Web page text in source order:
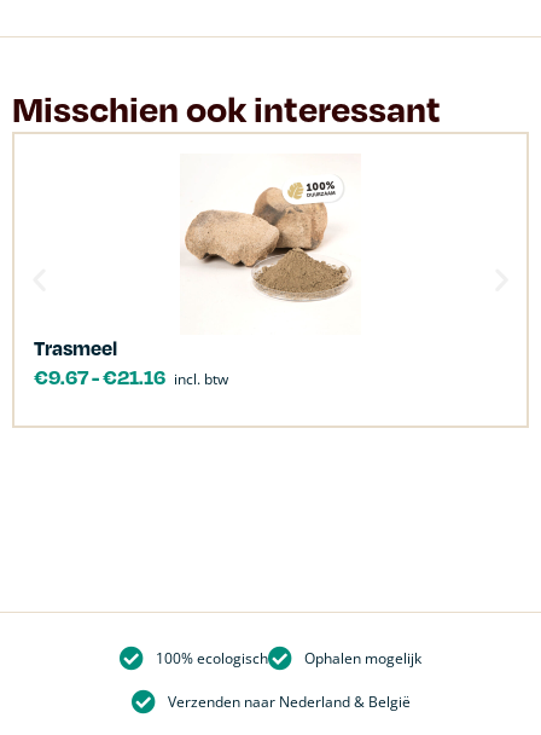
Misschien ook interessant
Trasmeel
€9.67-€21.16 incl. btw
100% ecologisch Ophalen mogelijk
Verzenden naar Nederland & België